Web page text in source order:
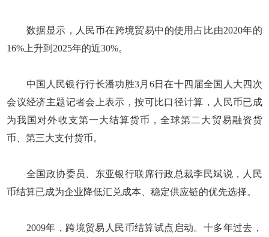
数据显示，人民币在跨境贸易中的使用占比由2020年的
16%上升到2025年的近30%。
中国人民银行行长潘功胜3月6日在十四届全国人大四次
会议经济主题记者会上表示，按可比口径计算，人民币已成
为我国对外收支第一大结算货币，全球第二大贸易融资货
币、第三大支付货币。
全国政协委员、东亚银行联席行政总裁李民斌说，人民
币结算已成为企业降低汇兑成本、稳定供应链的优先选择。
2009年，跨境贸易人民币结算试点启动。十多年过去，